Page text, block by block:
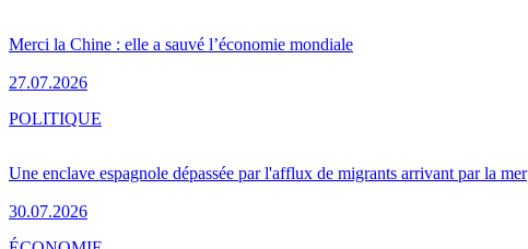
Merci la Chine : elle a sauvé l’économie mondiale
27.07.2026
Une enclave espagnole dépassée par l'afflux de migrants arrivant par la mer
30.07.2026
POLITIQUE